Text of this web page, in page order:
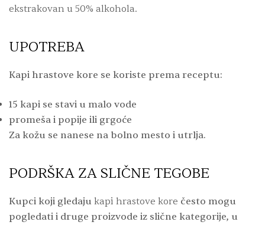
ekstrakovan u 50% alkohola.
UPOTREBA
Kapi hrastove kore se koriste prema receptu:
15 kapi se stavi u malo vode
promeša i popije ili grgoće
Za kožu se nanese na bolno mesto i utrlja.
PODRŠKA ZA SLIČNE TEGOBE
Kupci koji gledaju kapi hrastove kore često mogu
pogledati i druge proizvode iz slične kategorije, u